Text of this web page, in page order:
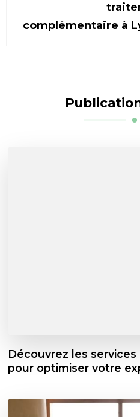
complémentaire à
Découvrez les
pour optimiser votre